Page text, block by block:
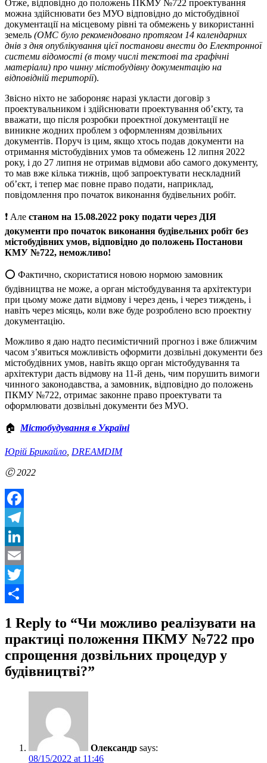
Отже, відповідно до положень ПКМУ №722 проектування
можна здійснювати без МУО відповідно до містобудівної
документації на місцевому рівні та обмежень у використанні
земель (ОМС було рекомендовано протягом 14 календарних
днів з дня опублікування цієї постанови внести до Електронної
системи відомості (в тому числі текстові та графічні
матеріали) про чинну містобудівну документацію на
відповідній території).
Звісно ніхто не забороняє наразі укласти договір з
проектувальником і здійснювати проектування об’єкту, та
вважати, що після розробки проектної документації не
виникне жодних проблем з оформленням дозвільних
документів. Поруч із цим, якщо хтось подав документи на
отримання містобудівних умов та обмежень 12 липня 2022
року, і до 27 липня не отримав відмови або самого документу,
то мав вже кілька тижнів, щоб запроектувати нескладний
об’єкт, і тепер має повне право подати, наприклад,
повідомлення про початок виконання будівельних робіт.
❗️ Але станом на 15.08.2022 року подати через ДІЯ
документи про початок виконання будівельних робіт без
містобудівних умов, відповідно до положень Постанови
КМУ №722, неможливо!
⭕️ Фактично, скористатися новою нормою замовник
будівництва не може, а орган містобудування та архітектури
при цьому може дати відмову і через день, і через тиждень, і
навіть через місяць, коли вже буде розроблено всю проектну
документацію.
Можливо я даю надто песимістичний прогноз і вже ближчим
часом з’явиться можливість оформити дозвільні документи без
містобудівних умов, навіть якщо орган містобудування та
архітектури дасть відмову на 11-й день, чим порушить вимоги
чинного законодавства, а замовник, відповідно до положень
ПКМУ №722, отримає законне право проектувати та
оформлювати дозвільні документи без МУО.
🏠 Містобудування в Україні
Юрій Брикайло DREAMDIM
Ⓒ 2022
Facebook
Telegram
LinkedIn
Email
Twitter
1 Reply to “Чи можливо реалізувати на
практиці положення ПКМУ №722 про
спрощення дозвільних процедур у
будівництві?”
Олександр says:
08/15/2022 at 11:46